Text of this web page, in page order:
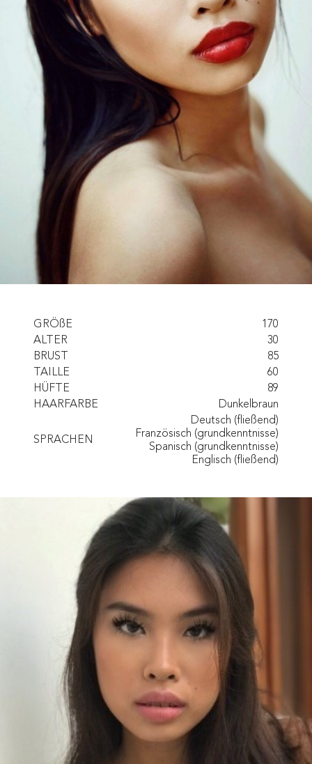
GRÖßE
170
ALTER
30
BRUST
85
TAILLE
60
HÜFTE
89
HAARFARBE
Dunkelbraun
SPRACHEN
Deutsch (fließend)
Französisch (grundkenntnisse)
Spanisch (grundkenntnisse)
Englisch (fließend)